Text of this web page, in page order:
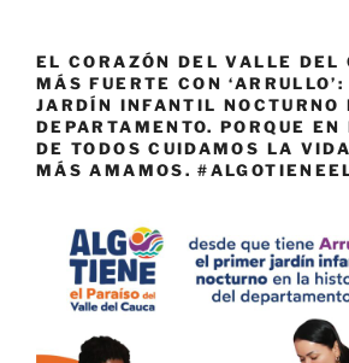
EL CORAZÓN DEL VALLE DEL
MÁS FUERTE CON
JARDÍN INFANTIL NOCTURNO
DEPARTAMENTO. PORQUE EN
DE TODOS CUIDAMOS LA
MÁS AMAMOS.